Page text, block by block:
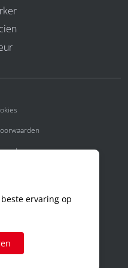
privacy
ervaring op